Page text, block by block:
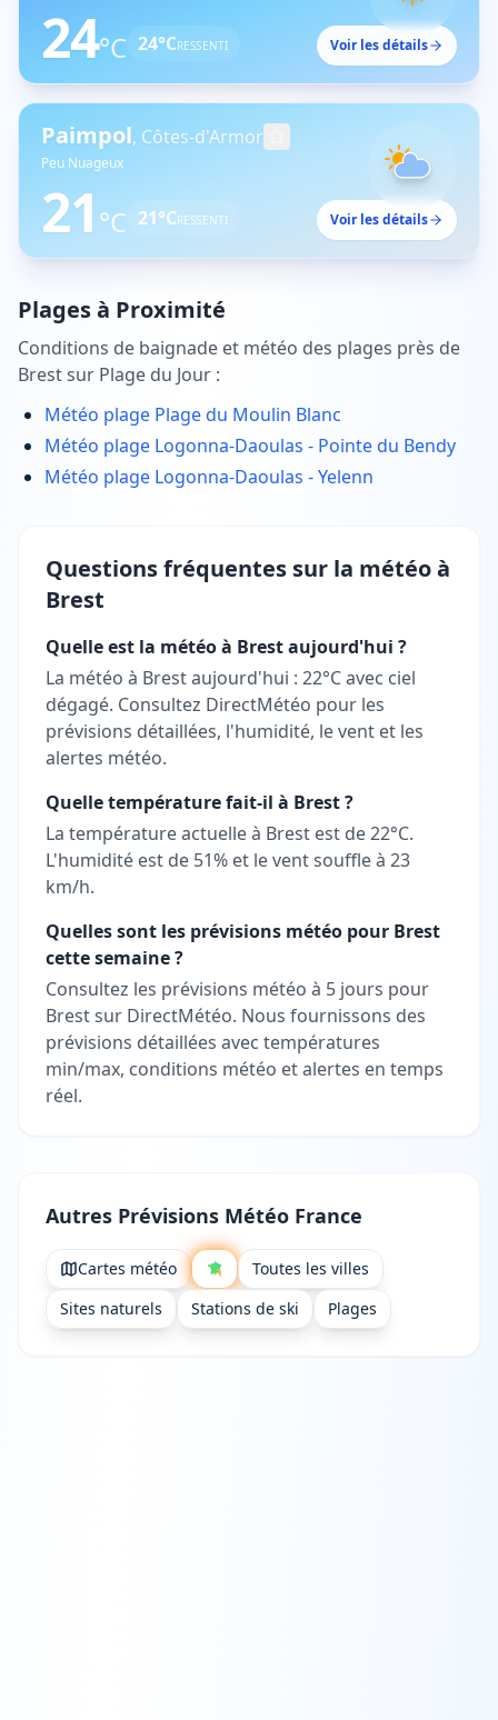
24°C 24°CRESSENTI Voir les détails
Paimpol, Côtes-d'Armor
Peu Nuageux
21 °C 21°CRESSENTI Voir les détails
Plages à Proximité
Conditions de baignade et météo des plages près de
Brestsur Plage du Jour :
Météo plage Plage du Moulin Blanc
Météo plage Logonna-Daoulas - Pointe du Bendy
Météo plage Logonna-Daoulas - Yelenn
Questions fréquentes sur la météo à
Brest
Quelle est la météo à Brest aujourd'hui ?
La météo à Brest aujourd'hui : 22°C avec ciel
dégagé. Consultez DirectMétéo pour les
prévisions détaillées, l'humidité, le vent et les
alertes météo.
Quelle température fait-il à Brest ?
La température actuelle à Brest est de 22°C.
L'humidité est de 51% et le vent souffle à 23
km/h.
Quelles sont les prévisions météo pour Brest
cette semaine ?
Consultez les prévisions météo à 5 jours pour
Brest sur DirectMétéo. Nous fournissons des
prévisions détaillées avec températures
min/max, conditions météo et alertes en temps
réel.
Autres Prévisions Météo France
Cartes météo
Toutes les villes
Sites naturels
Stations de ski Plages